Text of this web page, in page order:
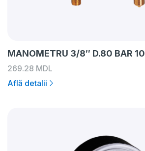
MANOMETRU 3/8″ D.80 BAR 10
269.28 MDL
Află detalii